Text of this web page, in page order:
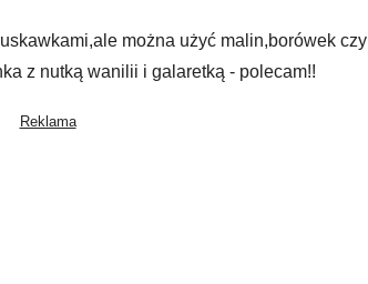
można użyć malin,borówek czy
z nutką wanilii i galaretką - polecam!!